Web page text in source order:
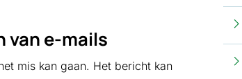
van e-mails
mis kan gaan. Het bericht kan